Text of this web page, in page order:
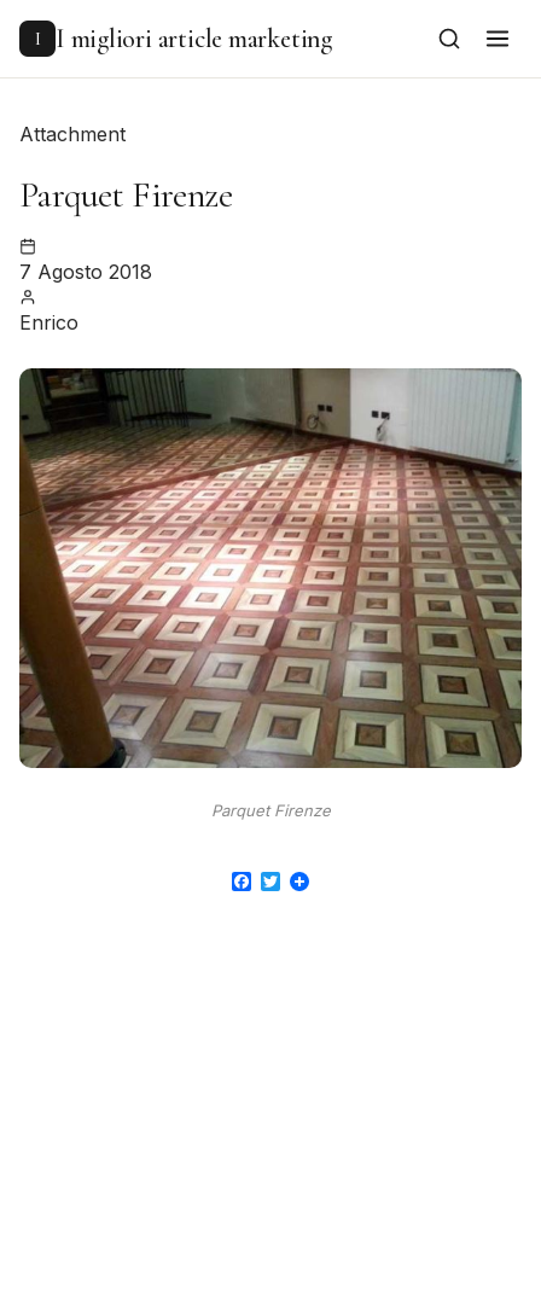
content
I I migliori article marketing
Attachment
Parquet Firenze
7 Agosto 2018
Enrico
Parquet Firenze
Facebook
Twitter